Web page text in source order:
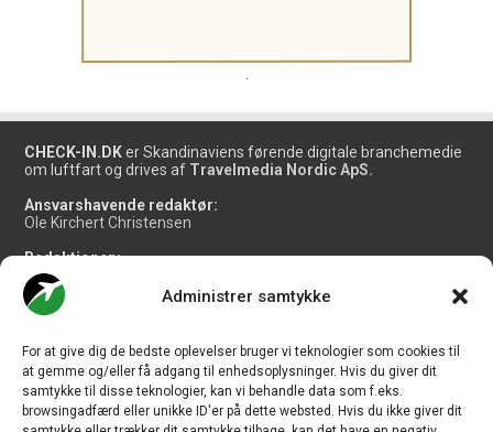
Administrer samtykke
For at give dig de bedste oplevelser bruger vi teknologier som cookies til
at gemme og/eller få adgang til enhedsoplysninger. Hvis du giver dit
samtykke til disse teknologier, kan vi behandle data som f.eks.
browsingadfærd eller unikke ID'er på dette websted. Hvis du ikke giver dit
CHECK-IN.DK er Skandinaviens førende digitale branchemedie
om luftfart og drives af Travelmedia Nordic ApS.
Ansvarshavende redaktør:
Ole Kirchert Christensen
Redaktionen:
Christian Granhøj Skouboe
Henrik Baumgarten
Danny Longhi Andreasen
Salg og jobannoncer:
salg@travelmedianordic.com